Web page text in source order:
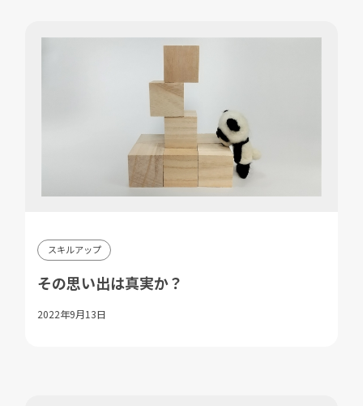
スキルアップ
その思い出は真実か？
2022年9月13日